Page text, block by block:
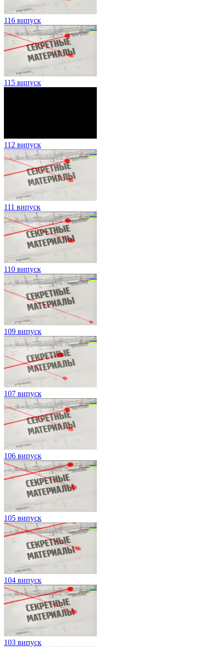
116 випуск
115 випуск
112 випуск
111 випуск
110 випуск
109 випуск
107 випуск
106 випуск
105 випуск
104 випуск
103 випуск